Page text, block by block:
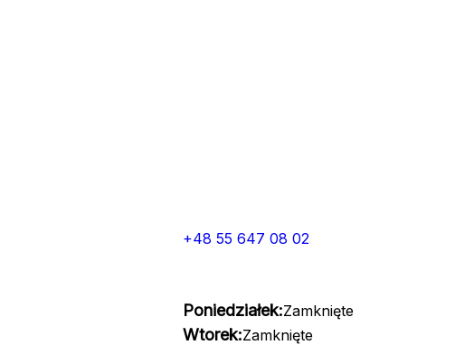
+48 55 647 08 02
Poniedziałek:Zamknięte
Wtorek:Zamknięte